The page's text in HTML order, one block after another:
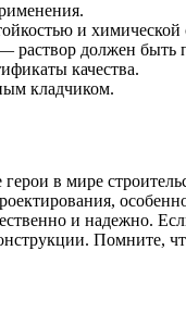
и химической
раствор должен быть
качества.
кладчиком.
в мире
и надежно.